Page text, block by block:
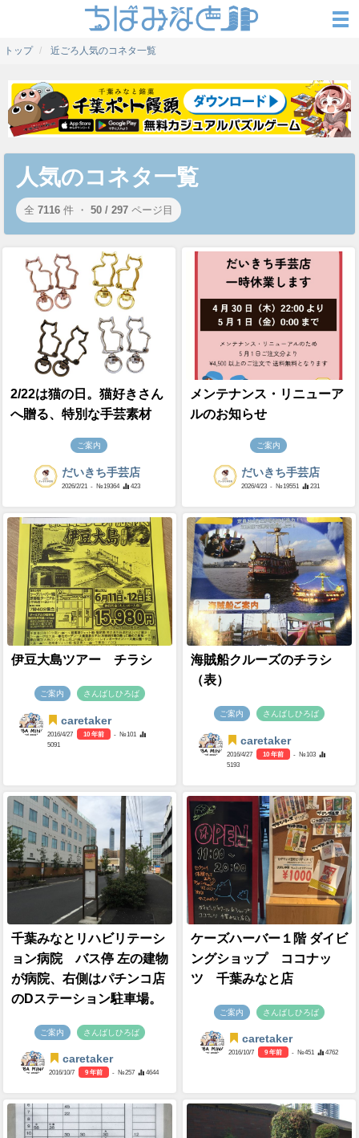
トップ 近ごろ人気のコネタ一覧
人気のコネタ一覧
全 7116 件 ・ 50 / 297 ページ目
2/22は猫の日。猫好きさん
へ贈る、特別な手芸素材
ご案内
だいきち手芸店
2026/2/21 - №19364 423
メンテナンス・リニューア
ルのお知らせ
ご案内
だいきち手芸店
2026/4/23 - №19551 231
伊豆大島ツアー チラシ
ご案内 さんばしひろば
caretaker
2016/4/27 10 年前
- №101
5091
海賊船クルーズのチラシ
（表）
ご案内 さんばしひろば
caretaker
2016/4/27 10 年前
- №103
5193
千葉みなとリハビリテーシ
ョン病院 バス停 左の建物
が病院、右側はパチンコ店
のDステーション駐車場。
ご案内 さんばしひろば
caretaker
2016/10/7 9 年前 - №257 4644
ケーズハーバー１階 ダイビ
ングショップ ココナッ
ツ 千葉みなと店
ご案内 さんばしひろば
caretaker
2016/10/7 9 年前 - №451 4762